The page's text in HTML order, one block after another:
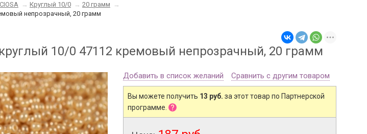
→ Круглый 10/0 → 20 грамм
→
непрозрачный, 20 грамм
10/0 47112 кремовый непрозрачный, 20 грамм
Добавить в список желаний Сравнить с другим товаром
Вы можете получить 13 руб. за этот товар по Партнерской
программе.